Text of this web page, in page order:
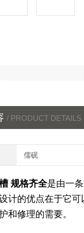
/ PRODUCT DETAILS
儒砚
规格齐全是由一
计的优点在于它
和修理的需要。